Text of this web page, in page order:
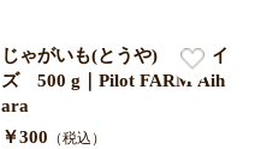
じゃがいも(とうや) Mサイ
ズ 500 g｜Pilot FARM Aih
ara
￥300 （税込）